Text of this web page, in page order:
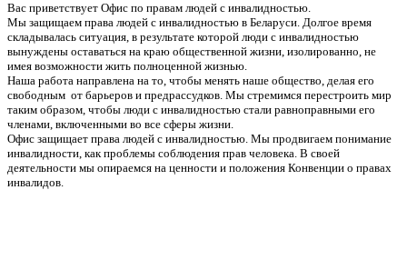
Вас приветствует Офис по правам людей с инвалидностью.
Мы защищаем права людей с инвалидностью в Беларуси. Долгое время
складывалась ситуация, в результате которой люди с инвалидностью
вынуждены оставаться на краю общественной жизни, изолированно, не
имея возможности жить полноценной жизнью.
Наша работа направлена на то, чтобы менять наше общество, делая его
свободным от барьеров и предрассудков. Мы стремимся перестроить мир
таким образом, чтобы люди с инвалидностью стали равноправными его
членами, включенными во все сферы жизни.
Офис защищает права людей с инвалидностью. Мы продвигаем понимание
инвалидности, как проблемы соблюдения прав человека. В своей
деятельности мы опираемся на ценности и положения Конвенции о правах
инвалидов.